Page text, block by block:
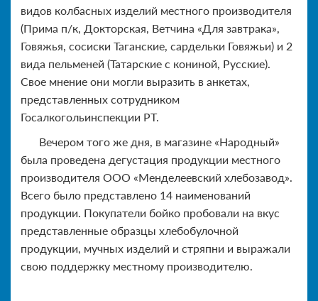
видов колбасных изделий местного производителя
(Прима п/к, Докторская, Ветчина «Для завтрака»,
Говяжья, сосиски Таганские, сардельки Говяжьи) и 2
вида пельменей (Татарские с кониной, Русские).
Свое мнение они могли выразить в анкетах,
представленных сотрудником
Госалкогольинспекции РТ.
Вечером того же дня, в магазине «Народный»
была проведена дегустация продукции местного
производителя ООО «Менделеевский хлебозавод».
Всего было представлено 14 наименований
продукции. Покупатели бойко пробовали на вкус
представленные образцы хлебобулочной
продукции, мучных изделий и стряпни и выражали
свою поддержку местному производителю.